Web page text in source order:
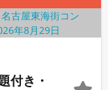
付き・